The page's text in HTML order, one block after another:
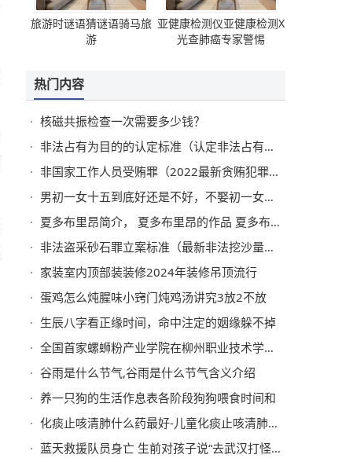
旅游时谜语猜谜语骑马旅
游
亚健康检测仪亚健康检测X
光查肺癌专家警惕
热门内容
核磁共振检查一次需要多少钱？
非法占有为目的的认定标准（认定非法占有的故意）
非国家工作人员受贿罪（2022最新贪贿犯罪量刑标准）
男初一女十五到底好还是不好，不娶初一女不嫁十五男
夏多布里昂简介， 夏多布里昂的作品 夏多布里昂代表作
非法盗采砂石罪立案标准（最新非法挖沙量刑标准）
家装室内顶部装装修2024年装修吊顶流行
蛋鸡怎么炖腥味小窍门炖鸡汤讲究3放2不放
生辰八字看正缘时间，命中注定的姻缘躲不掉
全国首家螺蛳粉产业学院在柳州职业技术学院揭牌
谷雨是什么节气,谷雨是什么节气含义介绍
养一只狗的生活作息表各阶段狗狗喂食时间和
化痰止咳清肺什么药最好-儿童化痰止咳清肺什么药最好
蓝天救援队员身亡 生前对孩子说“去武汉打怪兽了”